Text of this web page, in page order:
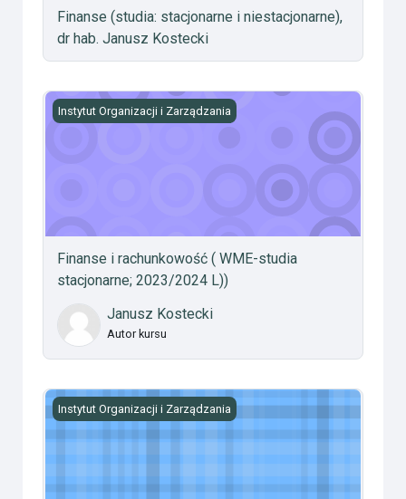
Finanse (studia: stacjonarne i niestacjonarne),
dr hab. Janusz Kostecki
Finanse i rachunkowość ( WME-studia stacjonarne;
Instytut Organizacji i Zarządzania
Finanse i rachunkowość ( WME-studia
stacjonarne; 2023/2024 L))
Janusz Kostecki
Autor kursu
Rachunkowość zarządcza, dr Monika Szczerbak
Instytut Organizacji i Zarządzania